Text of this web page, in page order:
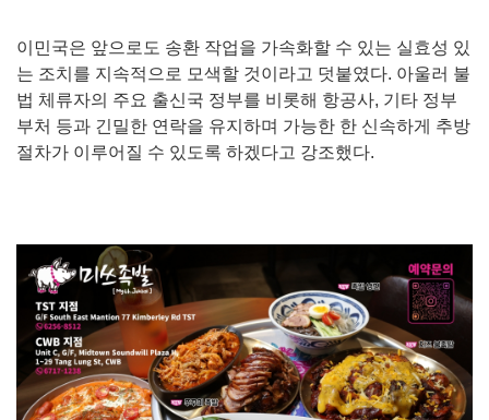
이민국은 앞으로도 송환 작업을 가속화할 수 있는 실효성 있
는 조치를 지속적으로 모색할 것이라고 덧붙였다. 아울러 불
법 체류자의 주요 출신국 정부를 비롯해 항공사, 기타 정부
부처 등과 긴밀한 연락을 유지하며 가능한 한 신속하게 추방
절차가 이루어질 수 있도록 하겠다고 강조했다.